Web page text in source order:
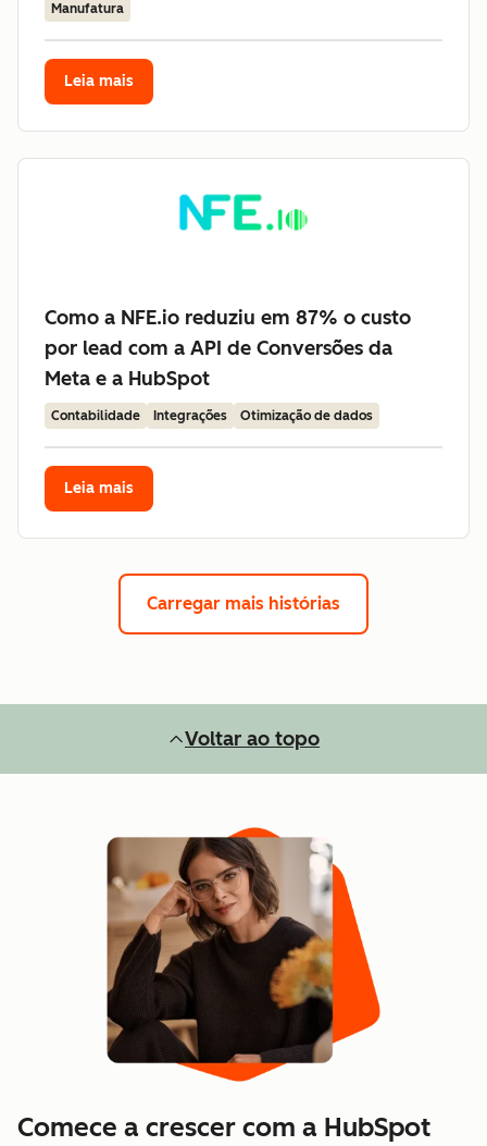
Manufatura
Leia mais
Como a NFE.io reduziu em 87% o custo
por lead com a API de Conversões da
Meta e a HubSpot
Contabilidade Integrações Otimização de dados
Leia mais
Carregar mais histórias
Voltar ao topo
Comece a crescer com a HubSpot